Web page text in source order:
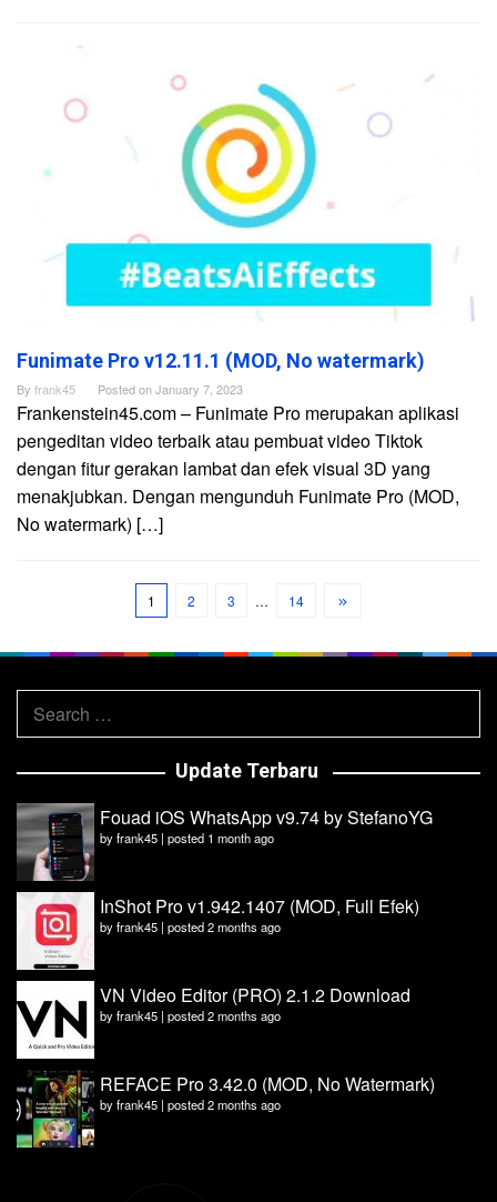
Funimate Pro v12.11.1 (MOD, No watermark)
By frank45 Posted onJanuary 7, 2023
Frankenstein45.com – Funimate Pro merupakan aplikasi
pengeditan video terbaik atau pembuat video Tiktok
dengan fitur gerakan lambat dan efek visual 3D yang
menakjubkan. Dengan mengunduh Funimate Pro (MOD,
No watermark) […]
1 2 3 … 14
Search
for:
Update Terbaru
Fouad iOS WhatsApp v9.74 by StefanoYG
byfrank45 | posted 1 month ago
InShot Pro v1.942.1407 (MOD, Full Efek)
byfrank45 | posted 2 months ago
VN Video Editor (PRO) 2.1.2 Download
byfrank45 | posted 2 months ago
REFACE Pro 3.42.0 (MOD, No Watermark)
byfrank45 | posted 2 months ago